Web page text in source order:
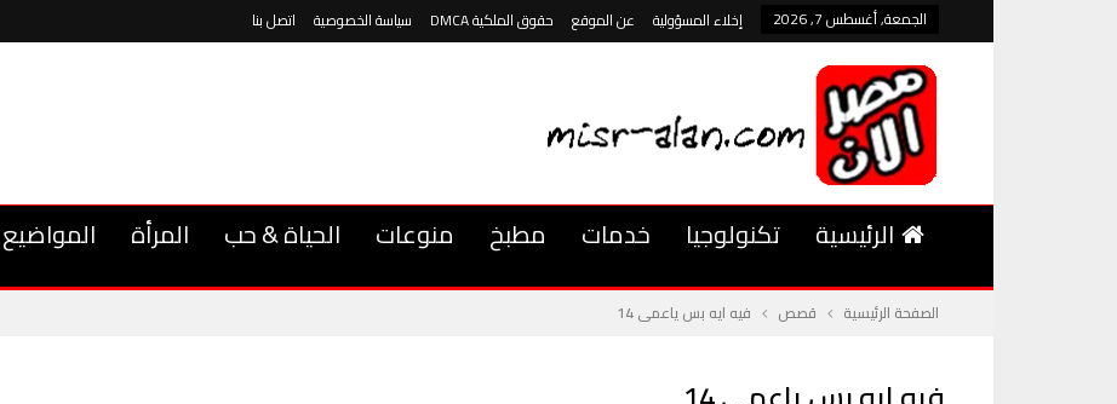
الجمعة, أغسطس 7, 2026 إخلاء المسؤولية عن الموقع حقوق الملكية DMCA سياسة الخصوصية اتصل بنا
الرئيسية تكنولوجيا خدمات مطبخ منوعات الحياة & حب المرأة
الصفحة الرئيسية قصص فيه ايه بس ياعمى 14